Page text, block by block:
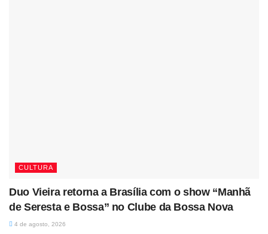
CULTURA
Duo Vieira retorna a Brasília com o show “Manhã
de Seresta e Bossa” no Clube da Bossa Nova
4 de agosto, 2026